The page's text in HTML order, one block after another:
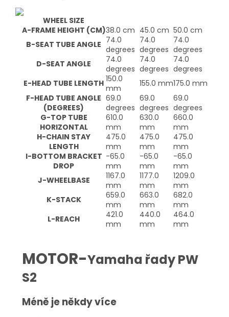
WHEEL SIZE
A-FRAME HEIGHT (CM)38.0 cm 45.0 cm 50.0 cm
B-SEAT TUBE ANGLE 74.0
degrees
74.0
degrees
74.0
degrees
D-SEAT ANGLE
74.0
degrees
74.0
degrees
74.0
degrees
E-HEAD TUBE LENGTH 150.0
mm
155.0 mm175.0 mm
F-HEAD TUBE ANGLE
(DEGREES)
69.0
degrees
69.0
degrees
69.0
degrees
G-TOP TUBE
HORIZONTAL
610.0
mm
630.0
mm
660.0
mm
H-CHAIN STAY
LENGTH
475.0
mm
475.0
mm
475.0
mm
I-BOTTOM BRACKET
DROP
-65.0
mm
-65.0
mm
-65.0
mm
J-WHEELBASE
1167.0
mm
1177.0
mm
1209.0
mm
K-STACK
659.0
mm
663.0
mm
682.0
mm
L-REACH
421.0
mm
440.0
mm
464.0
mm
MOTOR-Yamaha řady PW
S2
Méně je někdy více